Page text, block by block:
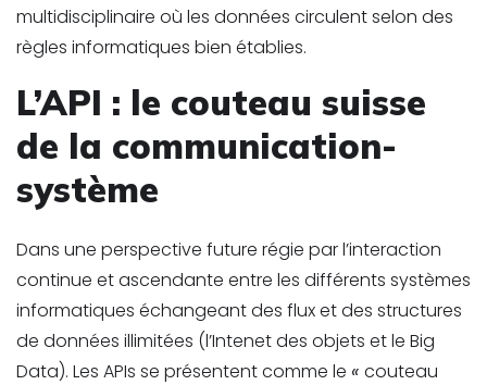
multidisciplinaire où les données circulent selon des
règles informatiques bien établies.
L’API : le couteau suisse
de la communication-
système
Dans une perspective future régie par l’interaction
continue et ascendante entre les différents systèmes
informatiques échangeant des flux et des structures
de données illimitées (l’Intenet des objets et le Big
Data). Les APIs se présentent comme le « couteau